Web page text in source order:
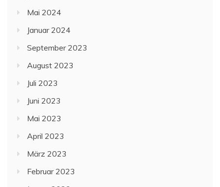
Mai 2024
Januar 2024
September 2023
August 2023
Juli 2023
Juni 2023
Mai 2023
April 2023
März 2023
Februar 2023